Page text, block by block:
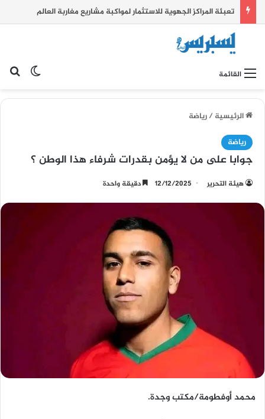
تعبئة المراكز الجهوية للاستثمار لمواكبة مشاريع مغاربة العالم
القائمة
الرئيسية/رياضة
رياضة
جوابا على من لا يؤمن بقدرات شرفاء هذا الوطن ؟
هيئة التحرير 12/12/2025 دقيقة واحدة
محمد أوفطومة/مكتب وجدة.